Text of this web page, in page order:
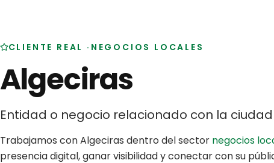
CLIENTE REAL · NEGOCIOS LOCALES
Algeciras
Entidad o negocio relacionado con la
Trabajamos conAlgeciras dentro del sector negocios
presencia digital, ganar visibilidad y conectar con su